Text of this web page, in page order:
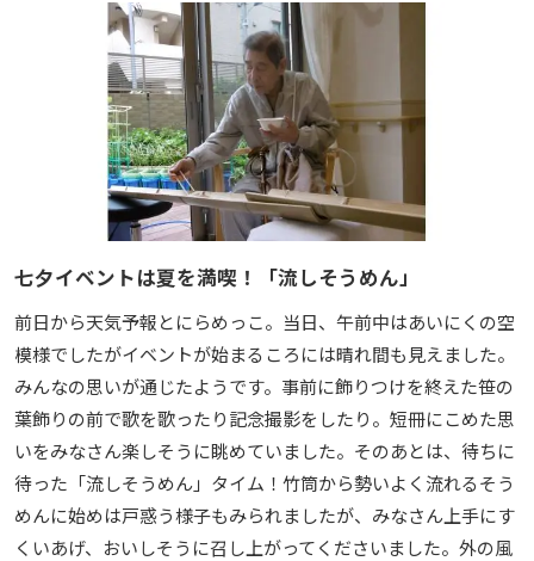
七夕イベントは夏を満喫！「流しそうめん」
前日から天気予報とにらめっこ。当日、午前中はあいにくの空
模様でしたがイベントが始まるころには晴れ間も見えました。
みんなの思いが通じたようです。事前に飾りつけを終えた笹の
葉飾りの前で歌を歌ったり記念撮影をしたり。短冊にこめた思
いをみなさん楽しそうに眺めていました。そのあとは、待ちに
待った「流しそうめん」タイム！竹筒から勢いよく流れるそう
めんに始めは戸惑う様子もみられましたが、みなさん上手にす
くいあげ、おいしそうに召し上がってくださいました。外の風